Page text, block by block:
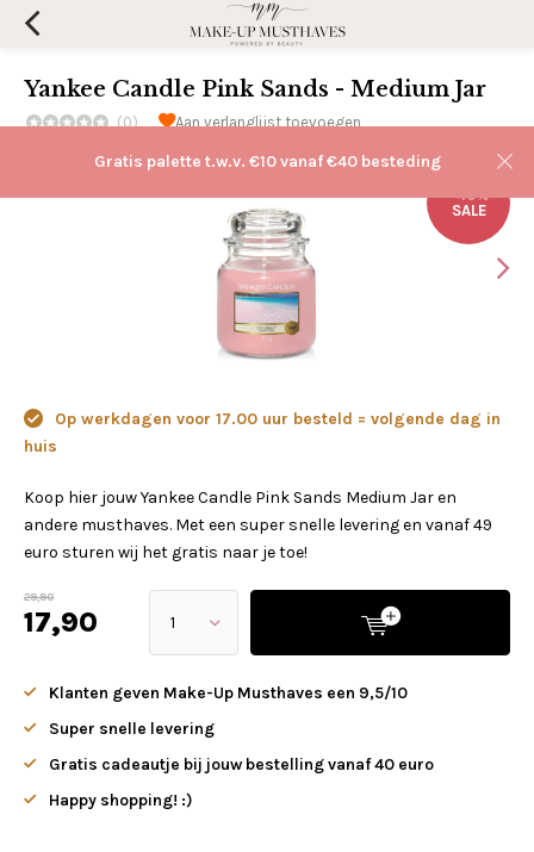
Gratis palette t.w.v. €10 vanaf €40 besteding
Yankee Candle Pink Sands - Medium Jar
(0) Aan verlanglijst toevoegen
-40%
SALE
Op werkdagen voor 17.00 uur besteld = volgende dag in
huis
Koop hier jouw Yankee Candle Pink Sands Medium Jar en
andere musthaves. Met een super snelle levering en vanaf 49
euro sturen wij het gratis naar je toe!
29,90
17,90
Klanten geven Make-Up Musthaves een 9,5/10
Super snelle levering
Gratis cadeautje bij jouw bestelling vanaf 40 euro
Happy shopping! :)